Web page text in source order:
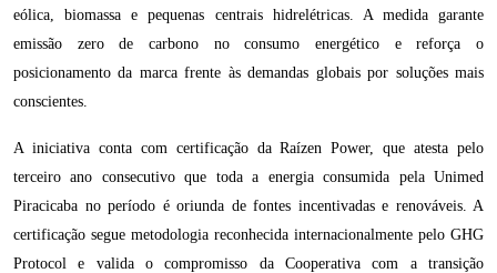
eólica, biomassa e pequenas centrais hidrelétricas. A medida garante
emissão zero de carbono no consumo energético e reforça o
posicionamento da marca frente às demandas globais por soluções mais
conscientes.
A iniciativa conta com certificação da Raízen Power, que atesta pelo
terceiro ano consecutivo que toda a energia consumida pela Unimed
Piracicaba no período é oriunda de fontes incentivadas e renováveis. A
certificação segue metodologia reconhecida internacionalmente pelo GHG
Protocol e valida o compromisso da Cooperativa com a transição